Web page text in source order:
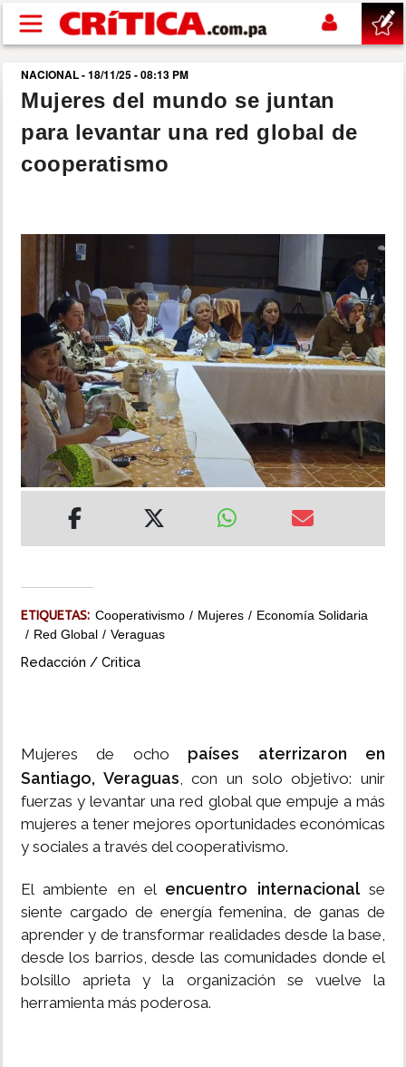
Pasar al contenido principal
buscar
SUCESOS
POLÍTICA
SHOW
DEPORTES
MUNDO
INSÓLITAS
MULTIMEDIA
IMPRESO
NACIONAL - 18/11/25 - 08:13 PM
Mujeres del mundo se juntan
para levantar una red global de
cooperatismo
ETIQUETAS: Cooperativismo Mujeres
Economía Solidaria
Red Global
Veraguas
Redacción / Critica
Mujeres de ocho países aterrizaron en
Santiago, Veraguas, con un solo objetivo: unir
fuerzas y levantar una red global que empuje a más
mujeres a tener mejores oportunidades económicas
y sociales a través del cooperativismo.
El ambiente en el encuentro internacionalse
siente cargado de energía femenina, de ganas de
aprender y de transformar realidades desde la base,
desde los barrios, desde las comunidades donde el
bolsillo aprieta y la organización se vuelve la
herramienta más poderosa.